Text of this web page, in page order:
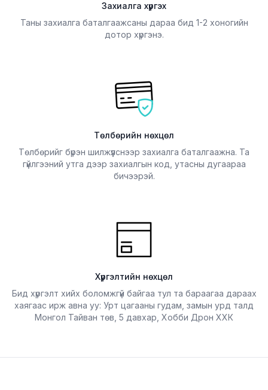
Захиалга хүргэх
Таны захиалга баталгаажсаны дараа бид 1-2 хоногийн
дотор хүргэнэ.
Төлбөрийн нөхцөл
Төлбөрийг бүрэн шилжүүлснээр захиалга баталгаажна. Та
гүйлгээний утга дээр захиалгын код, утасны дугаараа
бичээрэй.
Хүргэлтийн нөхцөл
Бид хүргэлт хийх боломжгүй байгаа тул та бараагаа дараах
хаягаас ирж авна уу: Урт цагааны гудам, замын урд талд
Монгол Тайван төв, 5 давхар, Хобби Дрон ХХК